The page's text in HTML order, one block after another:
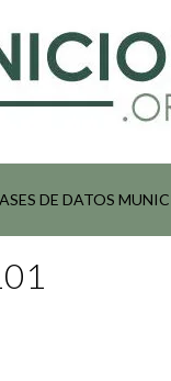
DE DATOS